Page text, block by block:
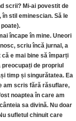
scrii? Mi-ai povestit de
stil eminescian. Să le
încape în mine. Uneori
scriu încă jurnal, a
e mai bine să împarți
de propriul
timp și singurătatea. Ea
am scris fără răsuflare,
noaptea în care am
sa divină. Nu doar
sufletul chinuit care